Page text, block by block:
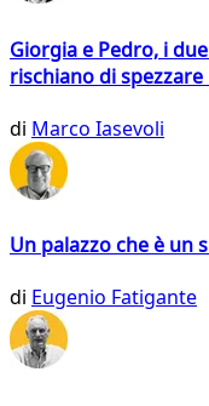
Giorgia e Pedro, i
rischiano di
di Marco Iasevoli
Un palazzo che è un
di Eugenio Fatigante